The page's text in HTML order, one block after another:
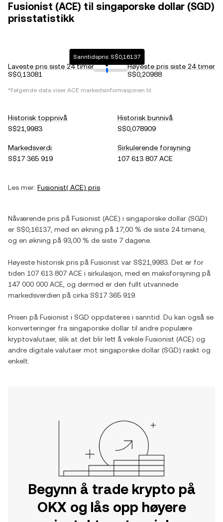
Fusionist (ACE) til singaporske dollar (SGD)
prisstatistikk
Laveste pris siste 24 timer
S$0,13081
Sanntidspris: S$0,16137
Høyeste pris siste 24 timer
S$0,20988
*Følgende data viser ACE markedsinformasjonen til.
Historisk toppnivå
S$21,9983
Historisk bunnivå
S$0,078909
Markedsverdi
S$17 365 919
Sirkulerende forsyning
107 613 807 ACE
Les mer: Fusionist( ACE) pris
Nåværende pris på Fusionist (ACE) i singaporske dollar (SGD)
er S$0,16137 , med en økning på 17,00 % de siste 24 timene,
og en økning på 93,00 % de siste 7 dagene.
Høyeste historisk pris på Fusionist var S$21,9983 . Det er for
tiden 107 613 807 ACE i sirkulasjon, med en maksforsyning på
147 000 000 ACE , og dermed er den fullt utvannede
markedsverdien på cirka S$17 365 919
Prisen på Fusionist i SGD oppdateres i sanntid. Du kan også se
konverteringer fra singaporske dollar til andre populære
kryptovalutaer, slik at det blir lett å veksle Fusionist (ACE) og
andre digitale valutaer mot singaporske dollar (SGD) raskt og
enkelt.
Begynn å trade krypto på
OKX og lås opp høyere